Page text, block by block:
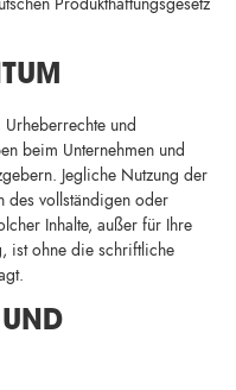
und
beim Unternehmen und
Jegliche Nutzung der
des vollständigen oder
Inhalte, außer für Ihre
ist ohne die schriftliche